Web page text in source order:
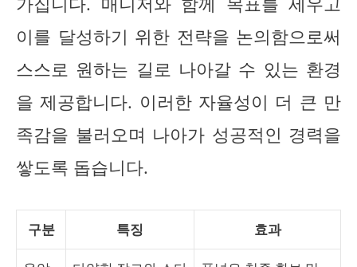
이를 달성하기 위한 전략을 논의함으로써
스스로 원하는 길로 나아갈 수 있는 환경
을 제공합니다. 이러한 자율성이 더 큰 만
족감을 불러오며 나아가 성공적인 경력을
쌓도록 돕습니다.
구분 특징 효과